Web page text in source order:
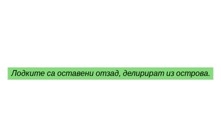
Лодките са оставени отзад, делирират из острова.